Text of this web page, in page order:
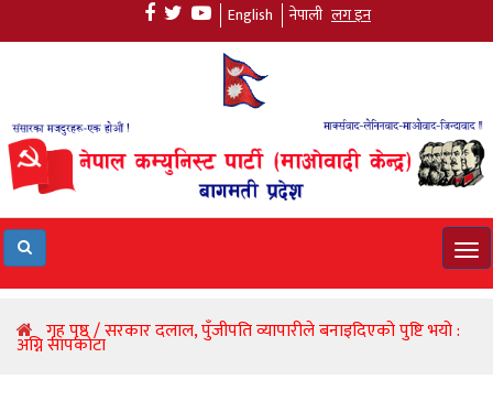
English नेपाली लग इन
गृह पृष्ठ / सरकार दलाल, पुँजीपति व्यापारीले बनाइदिएको पुष्टि भयो :
अग्नि सापकोटा